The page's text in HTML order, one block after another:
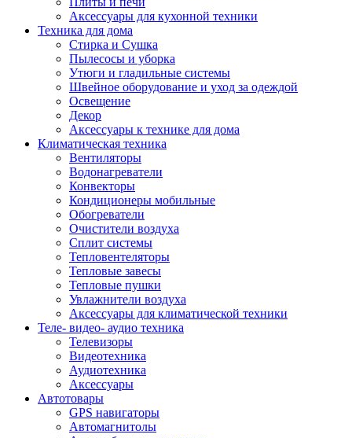
Аксессуары для кухонной техники
Техника для дома
Стирка и Сушка
Пылесосы и уборка
Утюги и гладильные системы
Швейное оборудование и уход за одеждой
Освещение
Декор
Аксессуары к технике для дома
Климатическая техника
Вентиляторы
Водонагреватели
Конвекторы
Кондиционеры мобильные
Обогреватели
Очистители воздуха
Сплит системы
Тепловентеляторы
Тепловые завесы
Тепловые пушки
Увлажнители воздуха
Аксессуары для климатической техники
Теле- видео- аудио техника
Телевизоры
Видеотехника
Аудиотехника
Аксессуары
Автотовары
GPS навигаторы
Автомагнитолы